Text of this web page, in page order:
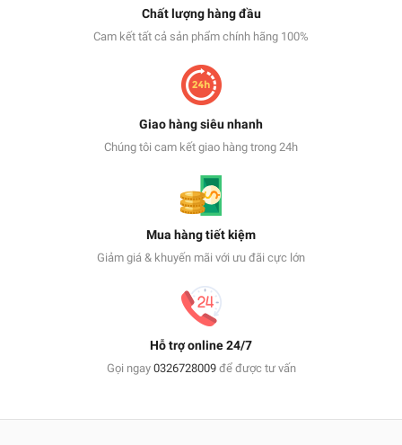
Chất lượng hàng đầu
Cam kết tất cả sản phẩm chính hãng 100%
Giao hàng siêu nhanh
Chúng tôi cam kết giao hàng trong 24h
Mua hàng tiết kiệm
Giảm giá & khuyến mãi với ưu đãi cực lớn
Hỗ trợ online 24/7
Gọi ngay 0326728009để được tư vấn